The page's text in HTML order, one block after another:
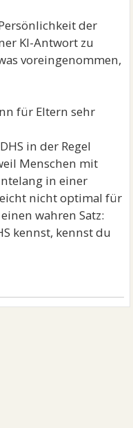
der
KI-Antwort zu
voreingenommen,
für Eltern sehr
in der Regel
Menschen mit
in einer
nicht optimal für
wahren Satz:
kennst, kennst du